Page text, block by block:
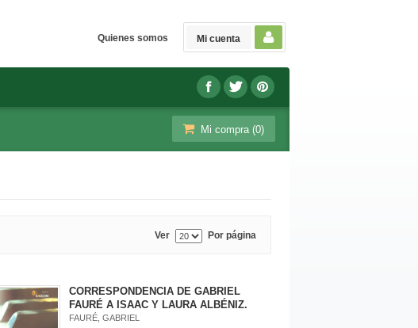
Mi cuenta
Quienes somos
Mi compra (0)
Ver Por página
CORRESPONDENCIA DE GABRIEL
FAURÉ A ISAAC Y LAURA ALBÉNIZ.
FAURÉ, GABRIEL